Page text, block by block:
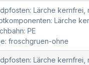
Lärche kernfrei,
Lärche
PE
froschgruen-ohne
Lärche kernfrei,